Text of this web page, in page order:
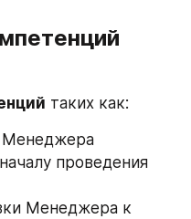
таких как:
Менеджера
проведения
Менеджера к